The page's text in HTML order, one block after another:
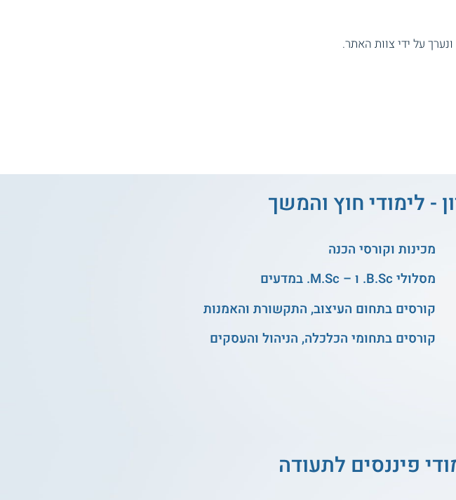
על ידי צוות האתר.
- לימודי חוץ והמשך
מכינות וקורסי הכנה
מסלולי B.Sc. ו – M.Sc. במדעים
קורסים בתחום העיצוב, התקשורת והאמנות
קורסים בתחומי הכלכלה, הניהול והעסקים
פיננסים לתעודה